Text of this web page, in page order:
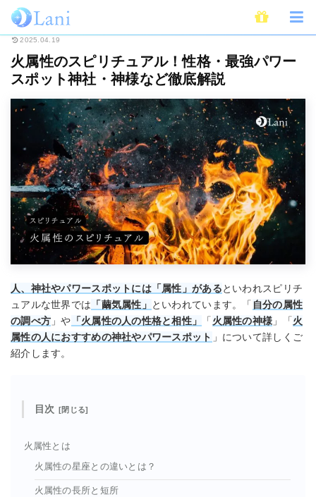
ホーム スピリチュアル 火属性のスピリチュアル！性格・最強パワースポ
2025.04.19
火属性のスピリチュアル！性格・最強パワー
スポット神社・神様など徹底解説
人、神社やパワースポットには「属性」があるといわれスピリチ
ュアルな世界では 「繭気属性」 といわれています。「 自分の属性
の調べ方 」や 「火属性の人の性格と相性」 「火属性の神様 」「火
属性の人におすすめの神社やパワースポット 」について詳しくご
紹介します。
目次
火属性とは
火属性の星座との違いとは？
火属性の長所と短所